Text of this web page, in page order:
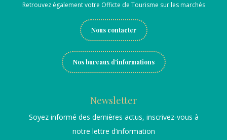
Retrouvez également votre Officte de Tourisme sur les marchés
Nous contacter
Nos bureaux d'informations
Newsletter
Soyez informé des dernières actus, inscrivez-vous à
notre lettre d’information